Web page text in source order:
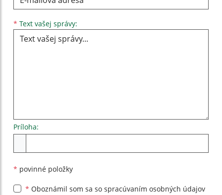
* Text vašej správy:
Príloha:
* povinné položky
* Oboznámil som sa so spracúvaním osobných údajov